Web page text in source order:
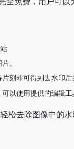
。
刻即可得到去水印后
以使用提供的编辑
松去除图像中的水